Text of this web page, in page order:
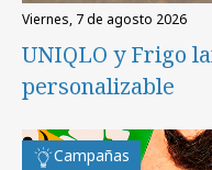
viernes, 7 de agosto 2026
UNIQLO y Frigo
personalizable
Campañas